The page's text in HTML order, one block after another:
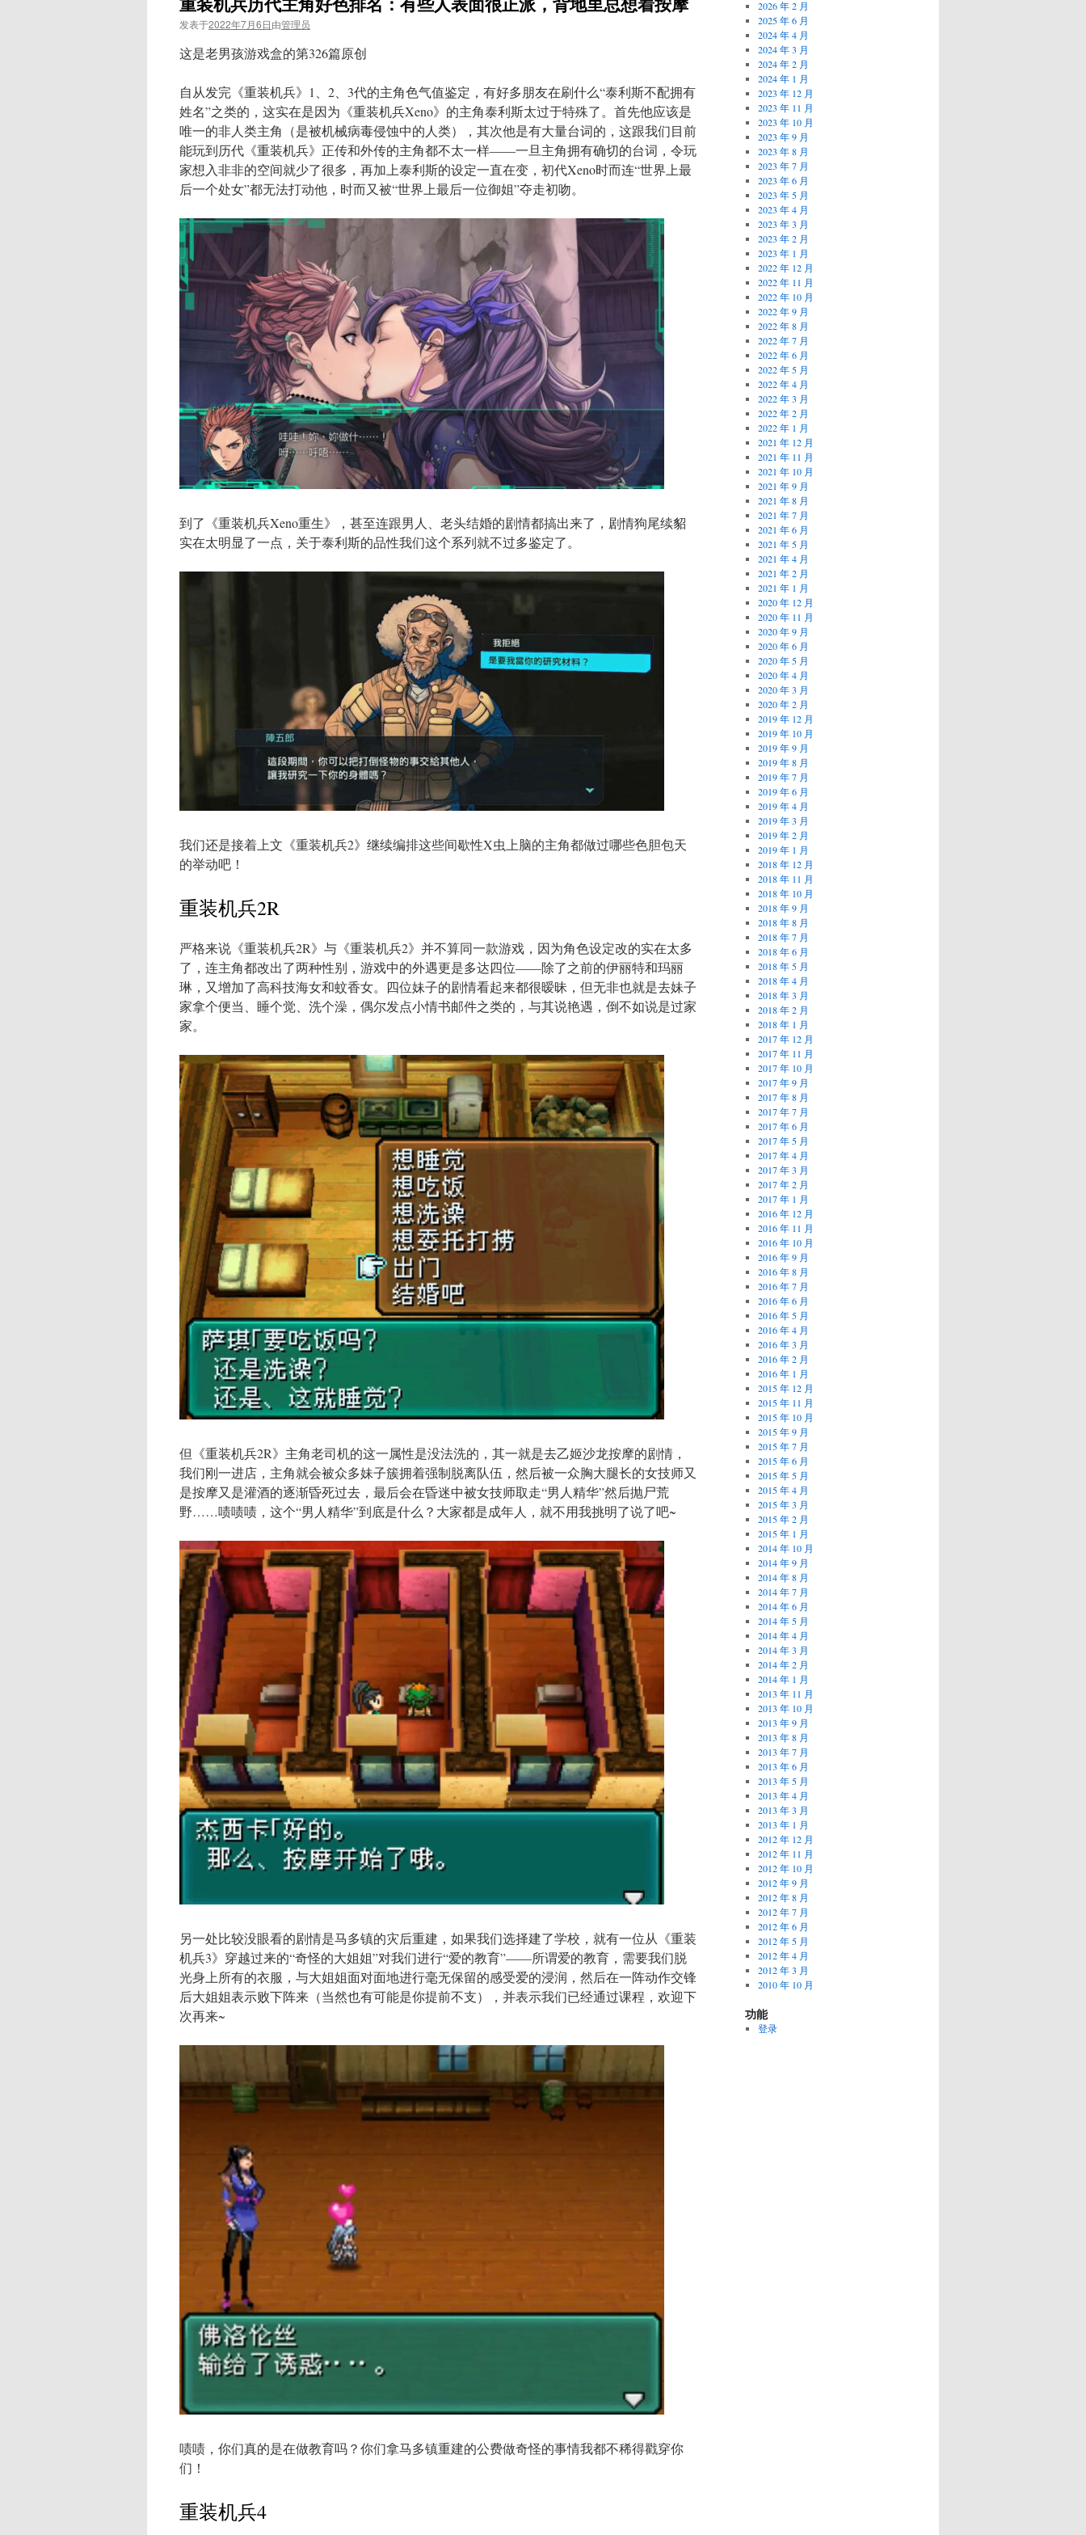
发表于2022年7月6日由管理员
这是老男孩游戏盒的第326篇原创
自从发完《重装机兵》1、2、3代的主角色气值鉴定，有好多朋友在刷什么“泰利斯不配拥有
姓名”之类的，这实在是因为《重装机兵Xeno》的主角泰利斯太过于特殊了。首先他应该是
唯一的非人类主角（是被机械病毒侵蚀中的人类），其次他是有大量台词的，这跟我们目前
能玩到历代《重装机兵》正传和外传的主角都不太一样——一旦主角拥有确切的台词，令玩
家想入非非的空间就少了很多，再加上泰利斯的设定一直在变，初代Xeno时而连“世界上最
后一个处女”都无法打动他，时而又被“世界上最后一位御姐”夺走初吻。
到了《重装机兵Xeno重生》，甚至连跟男人、老头结婚的剧情都搞出来了，剧情狗尾续貂
实在太明显了一点，关于泰利斯的品性我们这个系列就不过多鉴定了。
我们还是接着上文《重装机兵2》继续编排这些间歇性X虫上脑的主角都做过哪些色胆包天
的举动吧！
重装机兵2R
严格来说《重装机兵2R》与《重装机兵2》并不算同一款游戏，因为角色设定改的实在太多
了，连主角都改出了两种性别，游戏中的外遇更是多达四位——除了之前的伊丽特和玛丽
琳，又增加了高科技海女和蚊香女。四位妹子的剧情看起来都很暧昧，但无非也就是去妹子
家拿个便当、睡个觉、洗个澡，偶尔发点小情书邮件之类的，与其说艳遇，倒不如说是过家
家。
但《重装机兵2R》主角老司机的这一属性是没法洗的，其一就是去乙姬沙龙按摩的剧情，
我们刚一进店，主角就会被众多妹子簇拥着强制脱离队伍，然后被一众胸大腿长的女技师又
是按摩又是灌酒的逐渐昏死过去，最后会在昏迷中被女技师取走“男人精华”然后抛尸荒
野……啧啧啧，这个“男人精华”到底是什么？大家都是成年人，就不用我挑明了说了吧~
另一处比较没眼看的剧情是马多镇的灾后重建，如果我们选择建了学校，就有一位从《重装
机兵3》穿越过来的“奇怪的大姐姐”对我们进行“爱的教育”——所谓爱的教育，需要我们脱
光身上所有的衣服，与大姐姐面对面地进行毫无保留的感受爱的浸润，然后在一阵动作交锋
后大姐姐表示败下阵来（当然也有可能是你提前不支），并表示我们已经通过课程，欢迎下
次再来~
啧啧，你们真的是在做教育吗？你们拿马多镇重建的公费做奇怪的事情我都不稀得戳穿你
们！
重装机兵4
2026 年 2 月
2025 年 6 月
2024 年 4 月
2024 年 3 月
2024 年 2 月
2024 年 1 月
2023 年 12 月
2023 年 11 月
2023 年 10 月
2023 年 9 月
2023 年 8 月
2023 年 7 月
2023 年 6 月
2023 年 5 月
2023 年 4 月
2023 年 3 月
2023 年 2 月
2023 年 1 月
2022 年 12 月
2022 年 11 月
2022 年 10 月
2022 年 9 月
2022 年 8 月
2022 年 7 月
2022 年 6 月
2022 年 5 月
2022 年 4 月
2022 年 3 月
2022 年 2 月
2022 年 1 月
2021 年 12 月
2021 年 11 月
2021 年 10 月
2021 年 9 月
2021 年 8 月
2021 年 7 月
2021 年 6 月
2021 年 5 月
2021 年 4 月
2021 年 2 月
2021 年 1 月
2020 年 12 月
2020 年 11 月
2020 年 9 月
2020 年 6 月
2020 年 5 月
2020 年 4 月
2020 年 3 月
2020 年 2 月
2019 年 12 月
2019 年 10 月
2019 年 9 月
2019 年 8 月
2019 年 7 月
2019 年 6 月
2019 年 4 月
2019 年 3 月
2019 年 2 月
2019 年 1 月
2018 年 12 月
2018 年 11 月
2018 年 10 月
2018 年 9 月
2018 年 8 月
2018 年 7 月
2018 年 6 月
2018 年 5 月
2018 年 4 月
2018 年 3 月
2018 年 2 月
2018 年 1 月
2017 年 12 月
2017 年 11 月
2017 年 10 月
2017 年 9 月
2017 年 8 月
2017 年 7 月
2017 年 6 月
2017 年 5 月
2017 年 4 月
2017 年 3 月
2017 年 2 月
2017 年 1 月
2016 年 12 月
2016 年 11 月
2016 年 10 月
2016 年 9 月
2016 年 8 月
2016 年 7 月
2016 年 6 月
2016 年 5 月
2016 年 4 月
2016 年 3 月
2016 年 2 月
2016 年 1 月
2015 年 12 月
2015 年 11 月
2015 年 10 月
2015 年 9 月
2015 年 7 月
2015 年 6 月
2015 年 5 月
2015 年 4 月
2015 年 3 月
2015 年 2 月
2015 年 1 月
2014 年 10 月
2014 年 9 月
2014 年 8 月
2014 年 7 月
2014 年 6 月
2014 年 5 月
2014 年 4 月
2014 年 3 月
2014 年 2 月
2014 年 1 月
2013 年 11 月
2013 年 10 月
2013 年 9 月
2013 年 8 月
2013 年 7 月
2013 年 6 月
2013 年 5 月
2013 年 4 月
2013 年 3 月
2013 年 1 月
2012 年 12 月
2012 年 11 月
2012 年 10 月
2012 年 9 月
2012 年 8 月
2012 年 7 月
2012 年 6 月
2012 年 5 月
2012 年 4 月
2012 年 3 月
2010 年 10 月
功能
登录